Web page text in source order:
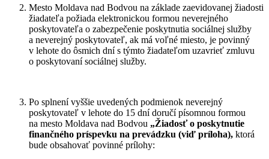
Mesto Moldava nad Bodvou na základe zaevidovanej žiadosti
žiadateľa požiada elektronickou formou neverejného
poskytovateľa o zabezpečenie poskytnutia sociálnej služby
a neverejný poskytovateľ, ak má voľné miesto, je povinný
v lehote do ôsmich dní s týmto žiadateľom uzavrieť zmluvu
o poskytovaní sociálnej služby.
Po splnení vyššie uvedených podmienok neverejný
poskytovateľ v lehote do 15 dní doručí písomnou formou
na mesto Moldava nad Bodvou „Žiadosť o poskytnutie
finančného príspevku na prevádzku (viď príloha), ktorá
bude obsahovať povinné prílohy: